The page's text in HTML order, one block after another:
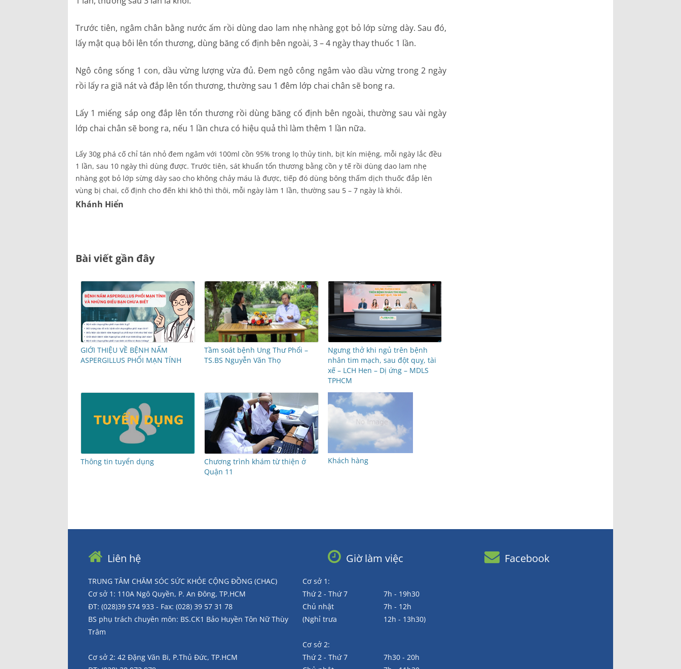
Trước tiên, ngâm chân bằng nước ấm rồi dùng dao lam nhẹ nhàng gọt bỏ lớp sừng dày. Sau đó,
lấy mật quạ bôi lên tổn thương, dùng băng cố định bên ngoài, 3 – 4 ngày thay thuốc 1 lần.
Ngô công sống 1 con, dầu vừng lượng vừa đủ. Đem ngô công ngâm vào dầu vừng trong 2 ngày
rồi lấy ra giã nát và đắp lên tổn thương, thường sau 1 đêm lớp chai chân sẽ bong ra.
Lấy 1 miếng sáp ong đắp lên tổn thương rồi dùng băng cố định bên ngoài, thường sau vài ngày
lớp chai chân sẽ bong ra, nếu 1 lần chưa có hiệu quả thì làm thêm 1 lần nữa.
Lấy 30g phá cố chỉ tán nhỏ đem ngâm với 100ml cồn 95% trong lọ thủy tinh, bịt kín miệng, mỗi ngày lắc đều
1 lần, sau 10 ngày thì dùng được. Trước tiên, sát khuẩn tổn thương bằng cồn y tế rồi dùng dao lam nhẹ
nhàng gọt bỏ lớp sừng dày sao cho không chảy máu là được, tiếp đó dùng bông thấm dịch thuốc đắp lên
vùng bị chai, cố định cho đến khi khô thì thôi, mỗi ngày làm 1 lần, thường sau 5 – 7 ngày là khỏi.
Khánh Hiển
Bài viết gần đây
GIỚI THIỆU VỀ BỆNH NẤM
ASPERGILLUS PHỔI MẠN TÍNH
Tầm soát bệnh Ung Thư Phổi –
TS.BS Nguyễn Văn Thọ
Ngưng thở khi ngủ trên bệnh
nhân tim mạch, sau đột quỵ, tài
xế – LCH Hen – Dị ứng – MDLS
TPHCM
Thông tin tuyển dụng
Chương trình khám từ thiện ở
Quận 11
Khách hàng
Liên hệ
TRUNG TÂM CHĂM SÓC SỨC KHỎE CỘNG ĐỒNG (CHAC)
Cơ sở 1: 110A Ngô Quyền, P. An Đông, TP.HCM
ĐT: (028)39 574 933 - Fax: (028) 39 57 31 78
BS phụ trách chuyên môn: BS.CK1 Bảo Huyền Tôn Nữ Thùy
Trâm
Cơ sở 2: 42 Đặng Văn Bi, P.Thủ Đức, TP.HCM
Giờ làm việc
Cơ sở 1:
Thứ 2 - Thứ 7
7h - 19h30
Chủ nhật
7h - 12h
(Nghỉ trưa
12h - 13h30)
Cơ sở 2:
Thứ 2 - Thứ 7
7h30 - 20h
Facebook